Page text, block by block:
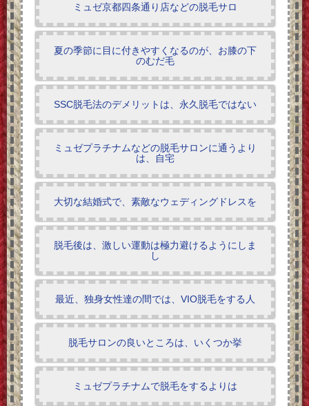
ミュゼ京都四条通り店などの脱毛サロ
夏の季節に目に付きやすくなるのが、お膝の下
のむだ毛
SSC脱毛法のデメリットは、永久脱毛ではない
ミュゼプラチナムなどの脱毛サロンに通うより
は、自宅
大切な結婚式で、素敵なウェディングドレスを
脱毛後は、激しい運動は極力避けるようにしま
し
最近、独身女性達の間では、VIO脱毛をする人
脱毛サロンの良いところは、いくつか挙
ミュゼプラチナムで脱毛をするよりは